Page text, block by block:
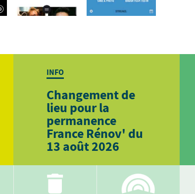
INFO
Changement de
lieu pour la
permanence
France Rénov' du
13 août 2026